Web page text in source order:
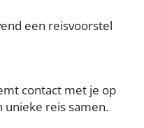
een reisvoorstel
contact met je op
unieke reis samen.